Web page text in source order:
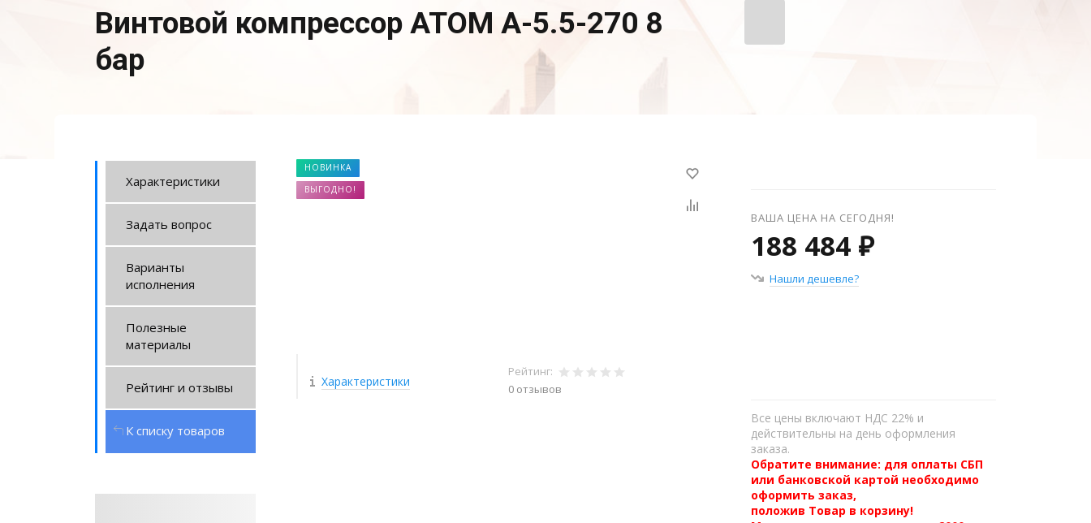
Винтовой компрессор АТОМ А-5.5-270 8
бар
Характеристики
Задать вопрос
Варианты
исполнения
Полезные
материалы
Рейтинг и отзывы
К списку товаров
НОВИНКА
ВЫГОДНО!
Характеристики
Рейтинг:
0 отзывов
ВАША ЦЕНА НА СЕГОДНЯ!
188 484 ₽
Нашли дешевле?
Все цены включают НДС 22% и
действительны на день оформления
заказа.
Обратите внимание: для оплаты СБП
или банковской картой необходимо
оформить заказ,
положив Товар в корзину!